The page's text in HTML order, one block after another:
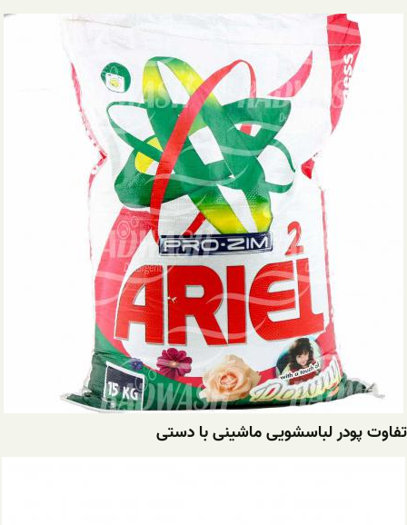
تفاوت پودر لباسشویی ماشینی با دستی